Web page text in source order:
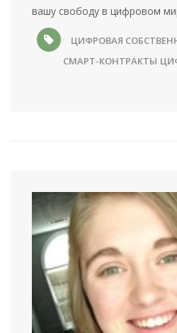
вашу свободу в цифровом
ЦИФРОВАЯ
СМАРТ-КОНТРАКТЫ